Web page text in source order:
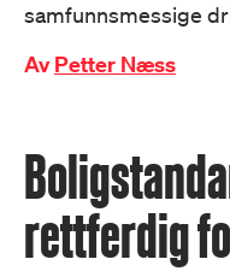
samfunnsmessige
AvPetter Næss
rettferdig